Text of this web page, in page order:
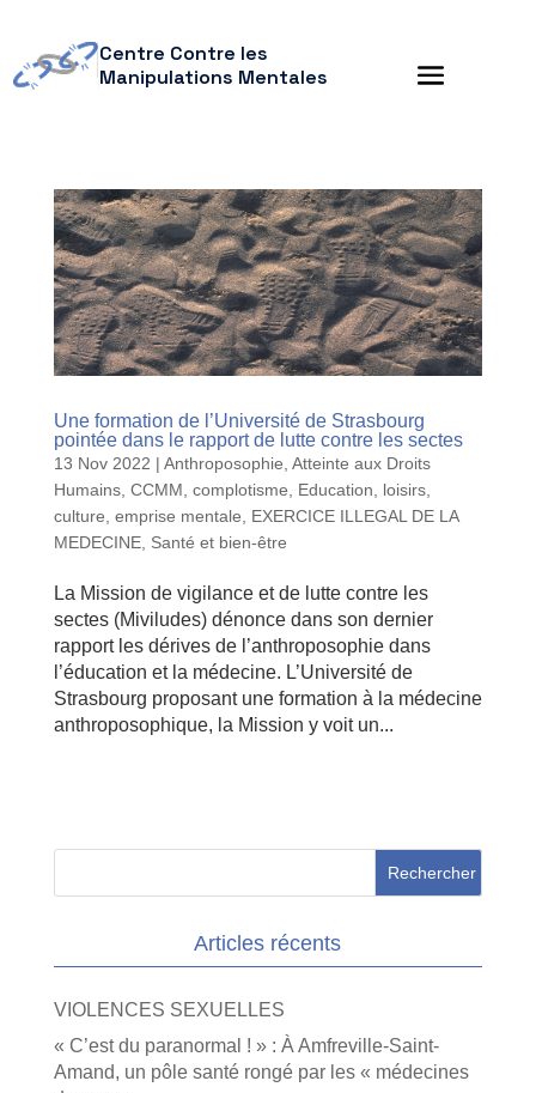
Centre Contre les
Manipulations Mentales
Une formation de l’Université de Strasbourg
pointée dans le rapport de lutte contre les sectes
13 Nov 2022 | Anthroposophie Atteinte aux Droits
Humains, CCMM complotisme
Education, loisirs,
culture emprise mentale
EXERCICE ILLEGAL DE LA
MEDECINE, Santé et bien-être
La Mission de vigilance et de lutte contre les
sectes (Miviludes) dénonce dans son dernier
rapport les dérives de l’anthroposophie dans
l’éducation et la médecine. L’Université de
Strasbourg proposant une formation à la médecine
anthroposophique, la Mission y voit un...
Articles récents
VIOLENCES SEXUELLES
« C’est du paranormal ! » : À Amfreville-Saint-
Amand, un pôle santé rongé par les « médecines